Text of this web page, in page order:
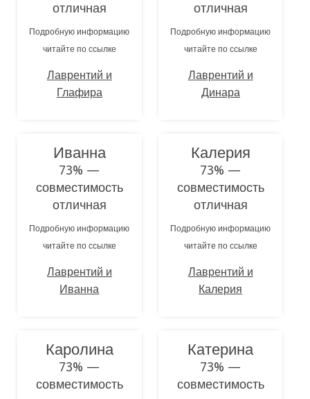
отличная
Подробную информацию
читайте по ссылке
Лаврентий и
Глафира
отличная
Подробную информацию
читайте по ссылке
Лаврентий и
Динара
Иванна
73% —
совместимость
отличная
Подробную информацию
читайте по ссылке
Лаврентий и
Иванна
Калерия
73% —
совместимость
отличная
Подробную информацию
читайте по ссылке
Лаврентий и
Калерия
Каролина
73% —
совместимость
Катерина
73% —
совместимость